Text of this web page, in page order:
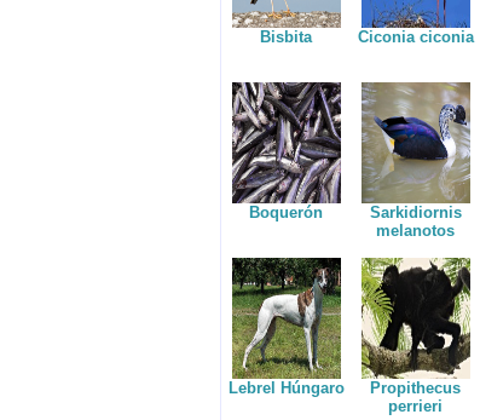
Bisbita Ciconia ciconia
Boquerón
Sarkidiornis
melanotos
Lebrel Húngaro
Propithecus
perrieri